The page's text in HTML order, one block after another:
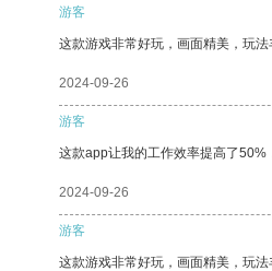
游客
这款游戏非常好玩，画面精美，玩
2024-09-26
游客
这款app让我的工作效率提高了50%
2024-09-26
游客
这款游戏非常好玩，画面精美，玩法